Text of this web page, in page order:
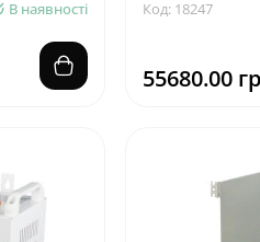
Awattom New
В наявності Код: 18247
55680.00